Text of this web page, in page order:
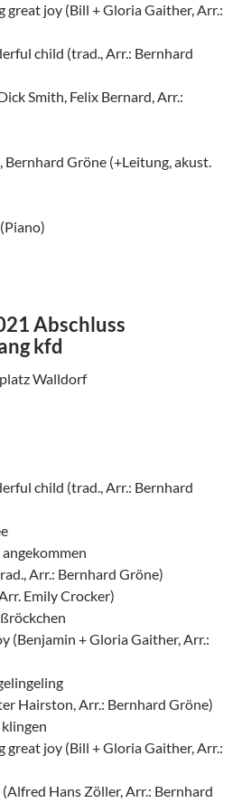
great joy (Bill + Gloria Gaither, Arr.:
child (trad., Arr.: Bernhard
Smith, Felix Bernard, Arr.:
Bernhard Gröne (+Leitung, akust.
Abschluss
kfd
Walldorf
child (trad., Arr.: Bernhard
Arr.: Bernhard Gröne)
Emily Crocker)
(Benjamin + Gloria Gaither, Arr.:
Hairston, Arr.: Bernhard Gröne)
great joy (Bill + Gloria Gaither, Arr.:
Hans Zöller, Arr.: Bernhard